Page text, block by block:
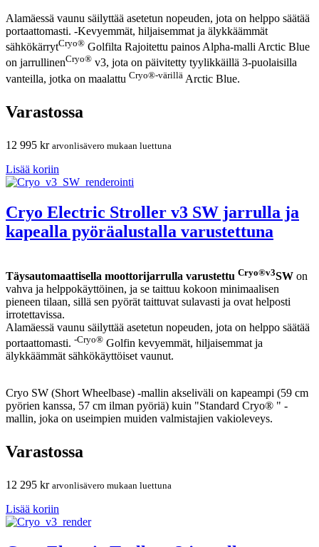
Alamäessä vaunu säilyttää asetetun nopeuden, jota on helppo säätää
portaattomasti. -Kevyemmät, hiljaisemmat ja älykkäämmät
sähkökärrytCryo® Golfilta Rajoitettu painos Alpha-malli Arctic Blue
on jarrullinenCryo® v3, jota on päivitetty tyylikkäillä 3-puolaisilla
vanteilla, jotka on maalattu Cryo®-värillä Arctic Blue.
Varastossa
12 995 kr arvonlisävero mukaan luettuna
Lisää koriin
Cryo Electric Stroller v3 SW jarrulla ja
kapealla pyöräalustalla varustettuna
Täysautomaattisella moottorijarrulla varustettu Cryo®v3SW on
vahva ja helppokäyttöinen, ja se taittuu kokoon minimaalisen
pieneen tilaan, sillä sen pyörät taittuvat sulavasti ja ovat helposti
irrotettavissa.
Alamäessä vaunu säilyttää asetetun nopeuden, jota on helppo säätää
portaattomasti. -Cryo® Golfin kevyemmät, hiljaisemmat ja
älykkäämmät sähkökäyttöiset vaunut.
Cryo SW (Short Wheelbase) -mallin akseliväli on kapeampi (59 cm
pyörien kanssa, 57 cm ilman pyöriä) kuin "Standard Cryo® " -
mallin, joka on useimpien muiden valmistajien vakioleveys.
Varastossa
12 295 kr arvonlisävero mukaan luettuna
Lisää koriin